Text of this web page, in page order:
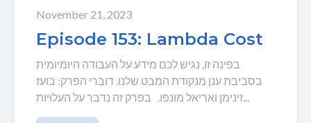
November 21, 2023
Episode 153: Lambda Cost
בפינה זו, נגיש לכם מידע על העבודה היומיומית
בסביבת ענן מנקודת המבט שלנו. דוברי הפרק: בועז
זינימן ואריאל מונפו. בפרק זה נדבר על העלויות...